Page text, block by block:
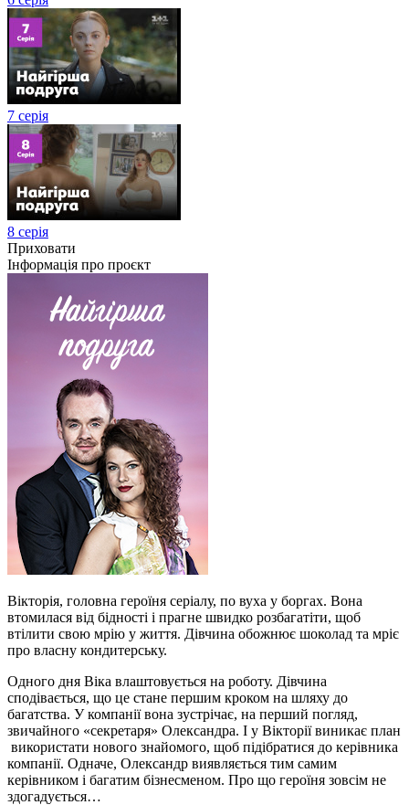
7 серія
8 серія
Приховати
Інформація про проєкт
Вікторія, головна героїня серіалу, по вуха у боргах. Вона
втомилася від бідності і прагне швидко розбагатіти, щоб
втілити свою мрію у життя. Дівчина обожнює шоколад та мріє
про власну кондитерську.
Одного дня Віка влаштовується на роботу. Дівчина
сподівається, що це стане першим кроком на шляху до
багатства. У компанії вона зустрічає, на перший погляд,
звичайного «секретаря» Олександра. І у Вікторії виникає план
­ використати нового знайомого, щоб підібратися до керівника
компанії. Одначе, Олександр виявляється тим самим
керівником і багатим бізнесменом. Про що героїня зовсім не
здогадується…